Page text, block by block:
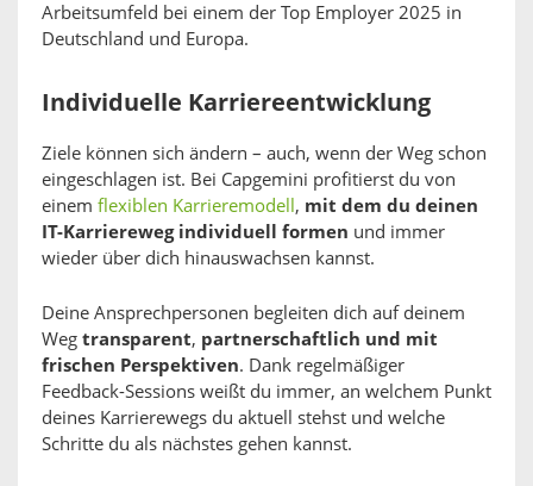
Arbeitsumfeld bei einem der Top Employer 2025 in
Deutschland und Europa.
Individuelle Karriereentwicklung
Ziele können sich ändern – auch, wenn der Weg schon
eingeschlagen ist. Bei Capgemini profitierst du von
einem flexiblen Karrieremodell , mit dem du deinen
IT-Karriereweg individuell formen und immer
wieder über dich hinauswachsen kannst.
Deine Ansprechpersonen begleiten dich auf deinem
Weg transparent, partnerschaftlich und mit
frischen Perspektiven. Dank regelmäßiger
Feedback-Sessions weißt du immer, an welchem Punkt
deines Karrierewegs du aktuell stehst und welche
Schritte du als nächstes gehen kannst.